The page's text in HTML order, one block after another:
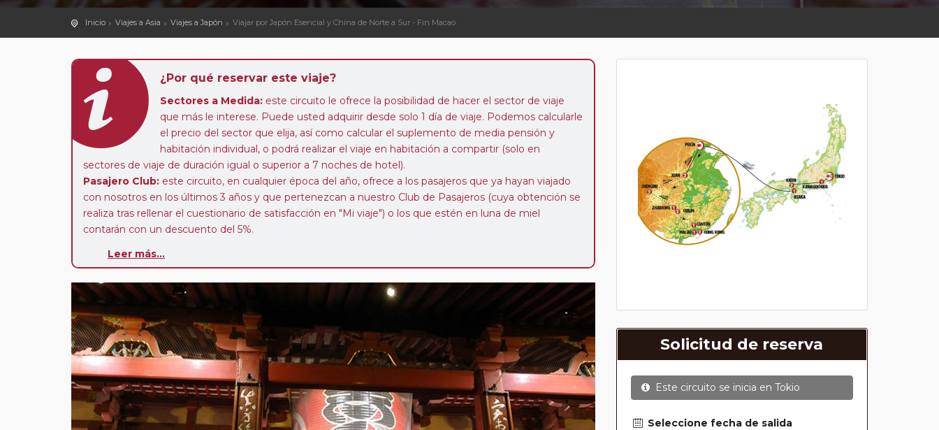
Inicio Viajes a Asia Viajes a Japón Viajar por Japón Esencial y China de Norte a Sur - Fin Macao
¿Por qué reservar este viaje?
Sectores a Medida: este circuito le ofrece la posibilidad de hacer el sector de viaje
que más le interese. Puede usted adquirir desde solo 1 día de viaje. Podemos calcularle
el precio del sector que elija, así como calcular el suplemento de media pensión y
habitación individual, o podrá realizar el viaje en habitación a compartir (solo en
sectores de viaje de duración igual o superior a 7 noches de hotel).
Pasajero Club: este circuito, en cualquier época del año, ofrece a los pasajeros que ya hayan viajado
con nosotros en los últimos 3 años y que pertenezcan a nuestro Club de Pasajeros (cuya obtención se
realiza tras rellenar el cuestionario de satisfacción en "Mi viaje") o los que estén en luna de miel
contarán con un descuento del 5%.
Leer más...
Solicitud de reserva
Este circuito se inicia en Tokio
Seleccione fecha de salida